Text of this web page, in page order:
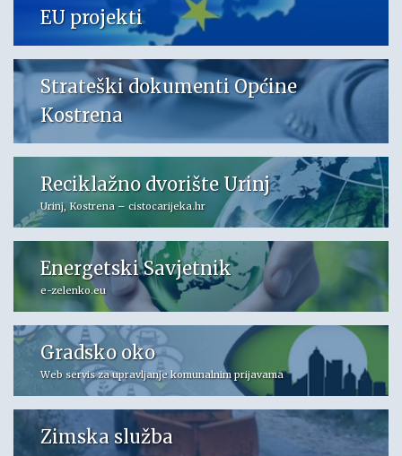
EU projekti
Strateški dokumenti Općine
Kostrena
Reciklažno dvorište Urinj
Urinj, Kostrena – cistocarijeka.hr
Energetski Savjetnik
e-zelenko.eu
Gradsko oko
Web servis za upravljanje komunalnim prijavama
Zimska služba